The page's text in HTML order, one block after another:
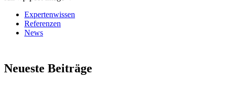
Expertenwissen
Referenzen
News
Neueste Beiträge